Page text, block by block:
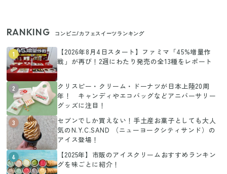
RANKING コンビニ/カフェスイーツランキング
1
【2026年8月4日スタート】ファミマ「45%増量作
戦」が再び！2週にわたり発売の全13種をレポート
2
クリスピー・クリーム・ドーナツが日本上陸20周
年！ キャンディやエコバッグなどアニバーサリー
グッズに注目！
3
セブンでしか買えない！手土産お菓子としても大人
気のN.Y.C.SAND （ニューヨークシティサンド）の
アイス登場！
4
【2025年】市販のアイスクリームおすすめランキン
グを味ごとに紹介！